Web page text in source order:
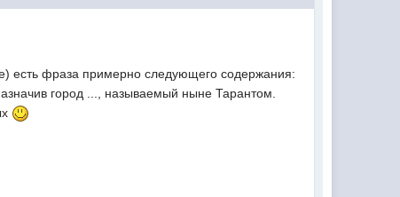
есть фраза примерно следующего содержания:
город ..., называемый ныне Тарантом.